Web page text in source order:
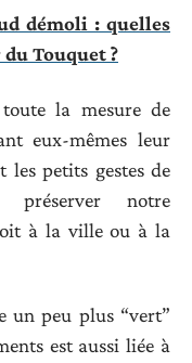
démoli : quelles
Touquet ?
la mesure de
eux-mêmes leur
les petits gestes de
notre
à la ville ou à la
un peu plus “vert”
est aussi liée à